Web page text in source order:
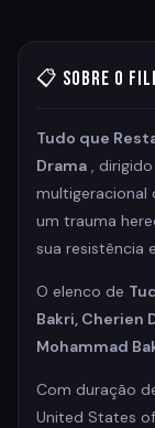
📋 Sobre o
Tudo que
Drama ,
multigeracional
um trauma
sua resistência
O elenco de
Bakri, Cherien
Mohammad
Com duração
United States